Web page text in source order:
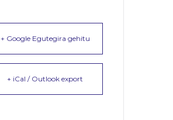
+ Google Egutegira gehitu
+ iCal / Outlook export